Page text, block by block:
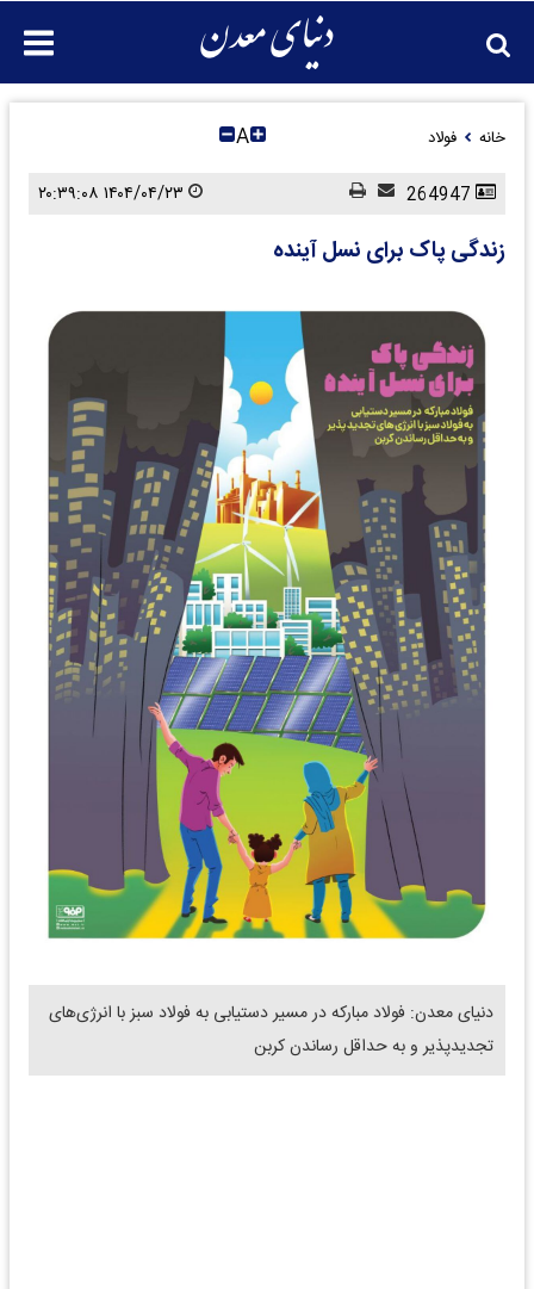
خانه فولاد A
زندگی پاک برای نسل آینده
دنیای معدن: فولاد مبارکه در مسیر دستیابی به فولاد سبز با انرژی‌های
تجدیدپذیر و به حداقل رساندن کربن